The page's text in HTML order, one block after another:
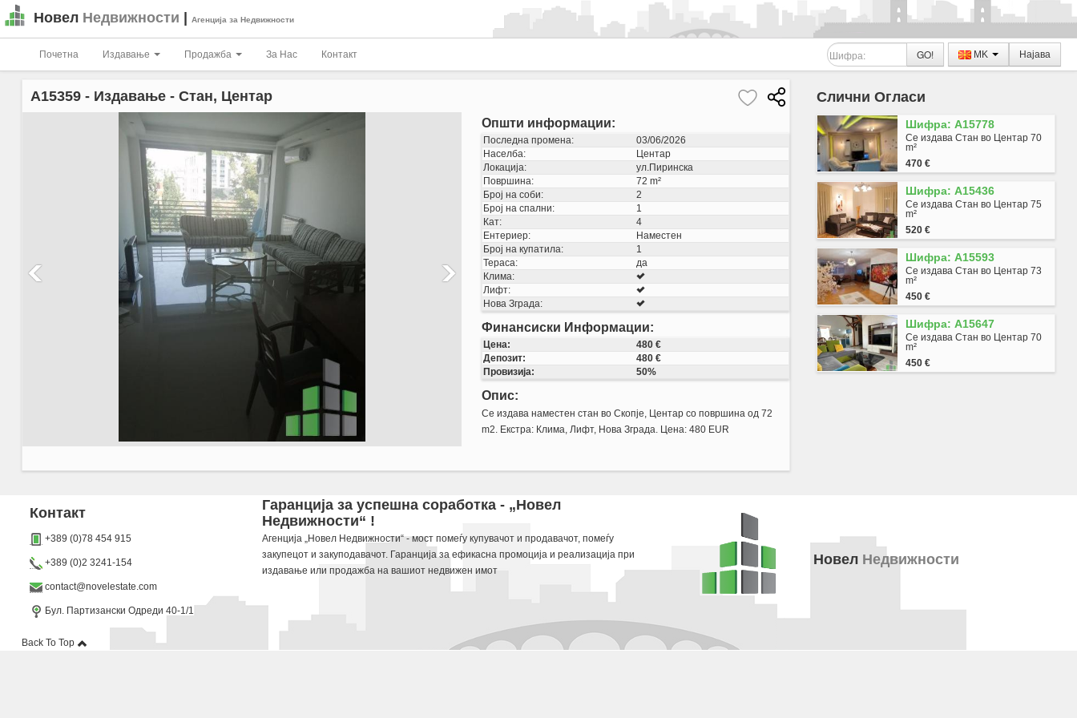
Новел Недвижности Агенција за Недвижности
Почетна Издавање Продажба За Нас Контакт Најава
MK
GO!
A15359- Издавање - Стан, Центар
Општи информации:
Последна промена:
03/06/2026
Населба:
Центар
Локација:
ул.Пиринска
Површина:
72 m²
Број на соби:
2
Број на спални:
1
Кат:
4
Ентериер:
Наместен
Број на купатила:
1
Тераса:
да
Клима:
Лифт:
Нова Зграда:
Финансиски Информации:
Цена:
480 €
Депозит:
480 €
Провизија:
50%
Опис:
Се издава наместен стан во Скопје, Центар со површина од 72
m2. Екстра: Клима, Лифт, Нова Зграда. Цена: 480 EUR
Слични Огласи
Шифра: A15778
Се издава Стан во Центар 70
m²
470 €
Шифра: A15436
Се издава Стан во Центар 75
m²
520 €
Шифра: A15593
Се издава Стан во Центар 73
m²
450 €
Шифра: A15647
Се издава Стан во Центар 70
m²
450 €
Dokolku barate stan, kuka, deloven prostor ova e vistinskoto mesto da ja zapocnete vasata potraga.
Контакт
+389 (0)78 454 915
+389 (0)2 3241-154
contact@novelestate.com
Бул. Партизански Одреди 40-1/1
Гаранција за успешна соработка - „Новел
Недвижности“ !
Агенција „Новел Недвижности“ - мост помеѓу купувачот и продавачот, помеѓу
закупецот и закуподавачот. Гаранција за ефикасна промоција и реализација при
издавање или продажба на вашиот недвижен имот
Новел Недвижности
Back To Top